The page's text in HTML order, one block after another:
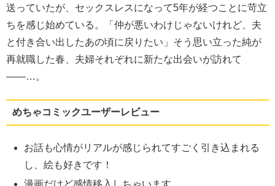
送っていたが、セックスレスになって5年が経つことに苛立
ちを感じ始めている。「仲が悪いわけじゃないけれど、夫
と付き合い出したあの頃に戻りたい」そう思い立った純が
再就職した春、夫婦それぞれに新たな出会いが訪れて
――…。
めちゃコミックユーザーレビュー
お話も心情がリアルが感じられてすごく引き込まれる
し、絵も好きです！